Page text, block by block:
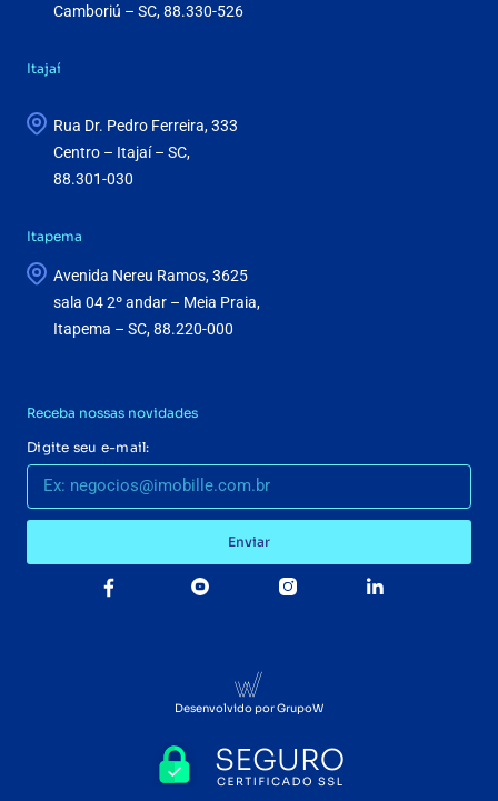
Camboriú – SC, 88.330-526
Itajaí
Rua Dr. Pedro Ferreira, 333
Centro – Itajaí – SC,
88.301-030
Itapema
Avenida Nereu Ramos, 3625
sala 04 2º andar – Meia Praia,
Itapema – SC, 88.220-000
Receba nossas novidades
Digite seu e-mail:
Enviar
Desenvolvido por GrupoW